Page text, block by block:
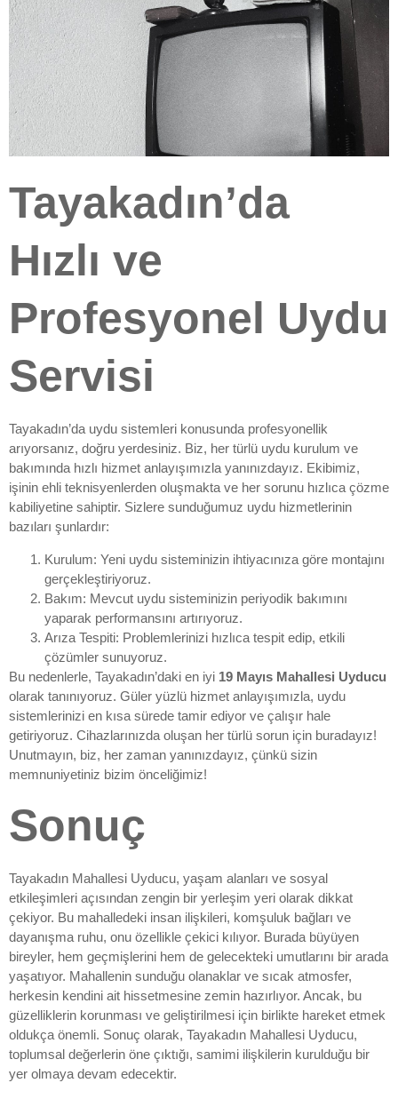
Tayakadın’da
Hızlı ve
Profesyonel Uydu
Servisi
Tayakadın’da uydu sistemleri konusunda profesyonellik
arıyorsanız, doğru yerdesiniz. Biz, her türlü uydu kurulum ve
bakımında hızlı hizmet anlayışımızla yanınızdayız. Ekibimiz,
işinin ehli teknisyenlerden oluşmakta ve her sorunu hızlıca çözme
kabiliyetine sahiptir. Sizlere sunduğumuz uydu hizmetlerinin
bazıları şunlardır:
Kurulum: Yeni uydu sisteminizin ihtiyacınıza göre montajını
gerçekleştiriyoruz.
Bakım: Mevcut uydu sisteminizin periyodik bakımını
yaparak performansını artırıyoruz.
Arıza Tespiti: Problemlerinizi hızlıca tespit edip, etkili
çözümler sunuyoruz.
Bu nedenlerle, Tayakadın’daki en iyi 19 Mayıs Mahallesi Uyducu
olarak tanınıyoruz. Güler yüzlü hizmet anlayışımızla, uydu
sistemlerinizi en kısa sürede tamir ediyor ve çalışır hale
getiriyoruz. Cihazlarınızda oluşan her türlü sorun için buradayız!
Unutmayın, biz, her zaman yanınızdayız, çünkü sizin
memnuniyetiniz bizim önceliğimiz!
Sonuç
Tayakadın Mahallesi Uyducu, yaşam alanları ve sosyal
etkileşimleri açısından zengin bir yerleşim yeri olarak dikkat
çekiyor. Bu mahalledeki insan ilişkileri, komşuluk bağları ve
dayanışma ruhu, onu özellikle çekici kılıyor. Burada büyüyen
bireyler, hem geçmişlerini hem de gelecekteki umutlarını bir arada
yaşatıyor. Mahallenin sunduğu olanaklar ve sıcak atmosfer,
herkesin kendini ait hissetmesine zemin hazırlıyor. Ancak, bu
güzelliklerin korunması ve geliştirilmesi için birlikte hareket etmek
oldukça önemli. Sonuç olarak, Tayakadın Mahallesi Uyducu,
toplumsal değerlerin öne çıktığı, samimi ilişkilerin kurulduğu bir
yer olmaya devam edecektir.